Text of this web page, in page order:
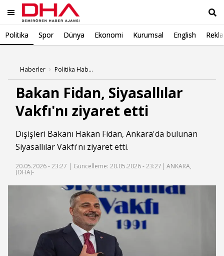
Politika Spor Dünya Ekonomi Kurumsal English
Haberler Politika Haberleri
Bakan Fidan, Siyasallılar
Vakfı'nı ziyaret etti
Dışişleri Bakanı Hakan Fidan, Ankara'da bulunan
Siyasallılar Vakfı'nı ziyaretetti.
20.05.2026 - 23:27 | Güncelleme: 20.05.2026 - 23:27 | ANKARA,
(DHA)-